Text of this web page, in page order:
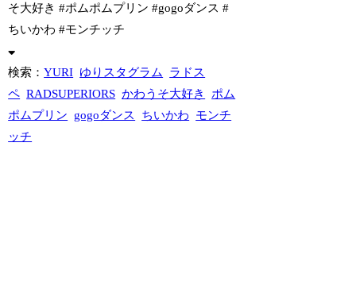
そ大好き #ポムポムプリン #gogoダンス #
ちいかわ #モンチッチ
検索：YURI ゆりスタグラム
ラドス
ペ RADSUPERIORS かわうそ大好き
ポム
ポムプリン
gogoダンス ちいかわ
モンチ
ッチ